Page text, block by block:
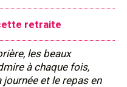
retraite
les beaux
à chaque fois,
journée et le repas en